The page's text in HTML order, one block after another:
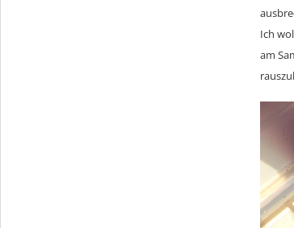
Ich
am